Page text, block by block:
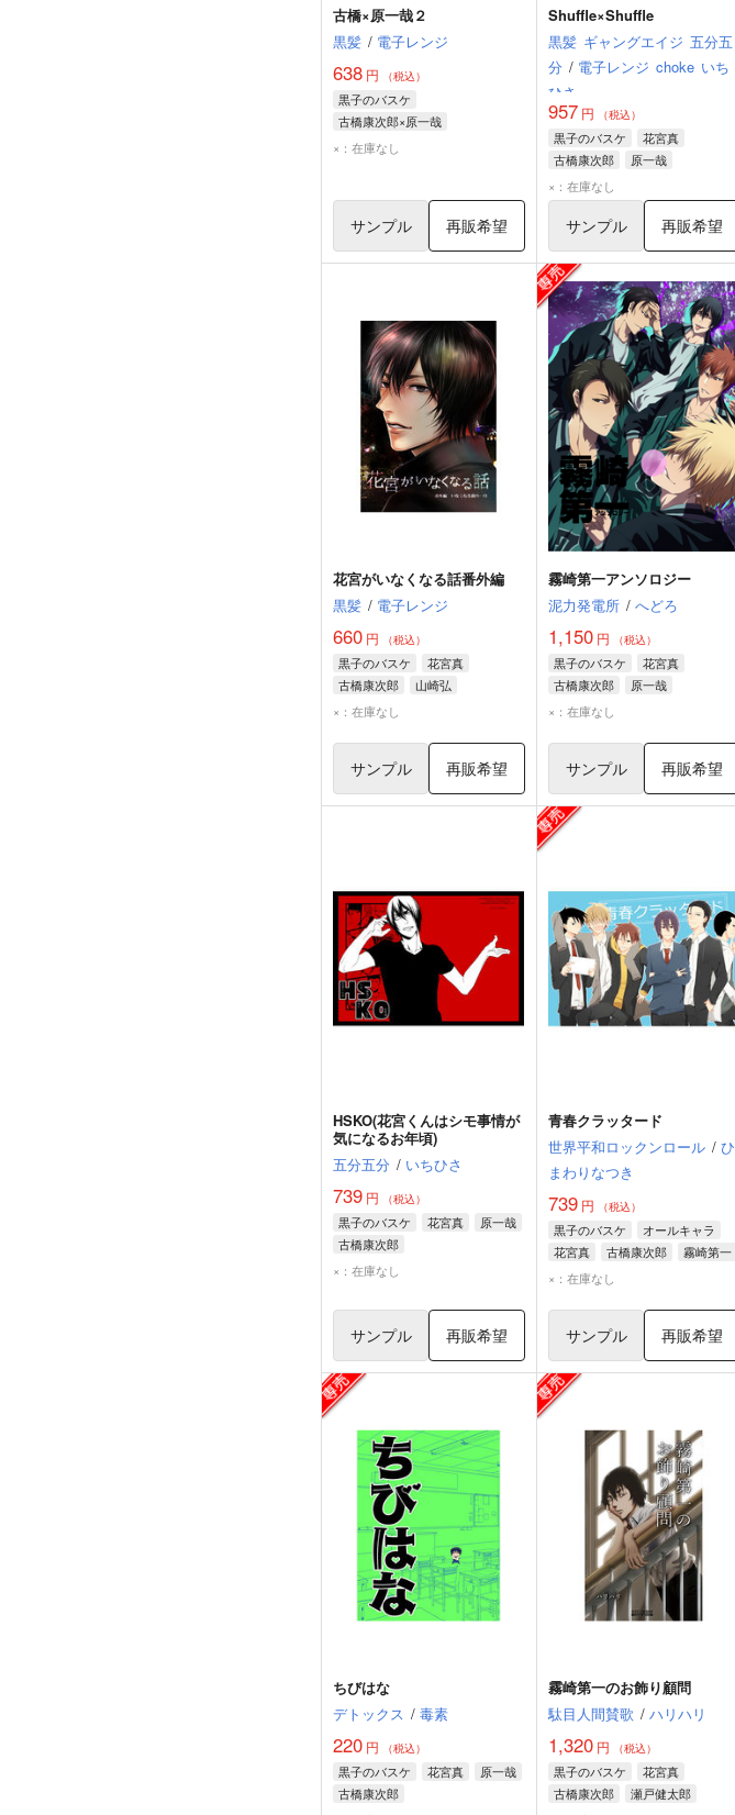
古橋×原一哉２
黒髪 / 電子レンジ
638 円 （税込）
黒子のバスケ
古橋康次郎×原一哉
古橋康次郎
×：在庫なし
サンプル 再販希望
Shuffle×Shuffle
黒髪 ギャングエイジ 五分五
分 / 電子レンジ choke いち
ひさ
957円 （税込）
黒子のバスケ
花宮真
古橋康次郎
原一哉
×：在庫なし
サンプル 再販希望
花宮がいなくなる話番外編
黒髪 / 電子レンジ
660 円 （税込）
黒子のバスケ
花宮真
古橋康次郎
山崎弘
×：在庫なし
サンプル 再販希望
霧崎第一アンソロジー
泥力発電所 / へどろ
1,150円 （税込）
黒子のバスケ
花宮真
古橋康次郎
原一哉
×：在庫なし
サンプル 再販希望
HSKO(花宮くんはシモ事情が
気になるお年頃)
五分五分 / いちひさ
739 円 （税込）
黒子のバスケ 花宮真
原一哉
古橋康次郎
×：在庫なし
サンプル 再販希望
青春クラッタード
世界平和ロックンロール / ひ
まわりなつき
739円 （税込）
黒子のバスケ
オールキャラ
花宮真
古橋康次郎
霧崎第一
×：在庫なし
サンプル 再販希望
ちびはな
デトックス / 毒素
220 円 （税込）
黒子のバスケ 花宮真
原一哉
古橋康次郎
霧崎第一のお飾り顧問
駄目人間賛歌 / ハリハリ
1,320円 （税込）
黒子のバスケ
花宮真
古橋康次郎
瀬戸健太郎